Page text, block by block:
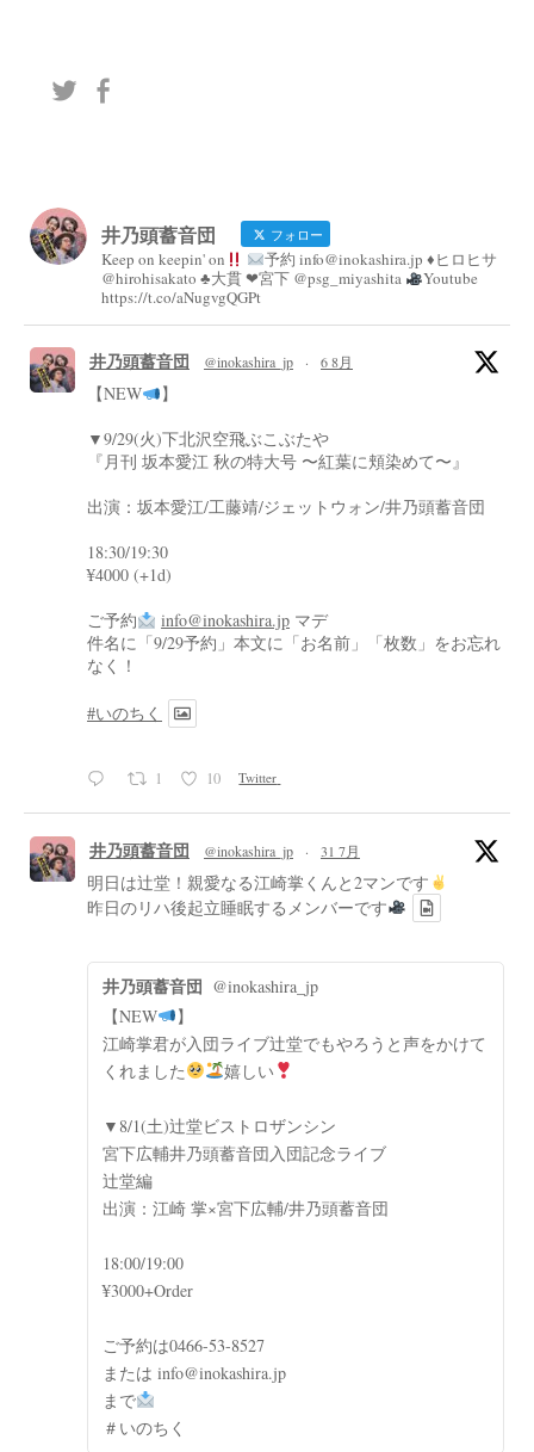
井乃頭蓄音団 フォロー
Keep on keepin' on
予約 info@inokashira.jp ♦︎ヒロヒサ
@hirohisakato ♣︎大貫 ❤︎宮下 @psg_miyashita
Youtube
https://t.co/aNugvgQGPt
井乃頭蓄音団 @inokashira_jp · 6 8月
【NEW
】
▼9/29(火)下北沢空飛ぶこぶたや
『月刊 坂本愛江 秋の特大号 〜紅葉に頬染めて〜』
出演：坂本愛江/工藤靖/ジェットウォン/井乃頭蓄音団
18:30/19:30
¥4000 (+1d)
ご予約
info@inokashira.jp マデ
件名に「9/29予約」本文に「お名前」「枚数」をお忘れ
なく！
#いのちく
1 10 Twitter
井乃頭蓄音団 @inokashira_jp · 31 7月
明日は辻堂！親愛なる江崎掌くんと2マンです
昨日のリハ後起立睡眠するメンバーです
井乃頭蓄音団 @inokashira_jp
【NEW
】
江崎掌君が入団ライブ辻堂でもやろうと声をかけて
くれました
嬉しい
▼8/1(土)辻堂ビストロザンシン
宮下広輔井乃頭蓄音団入団記念ライブ
辻堂編
出演：江崎 掌×宮下広輔/井乃頭蓄音団
18:00/19:00
¥3000+Order
ご予約は0466-53-8527
または info@inokashira.jp
まで
＃いのちく